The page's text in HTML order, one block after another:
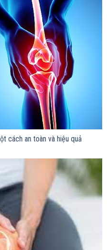
cách an toàn và hiệu quả